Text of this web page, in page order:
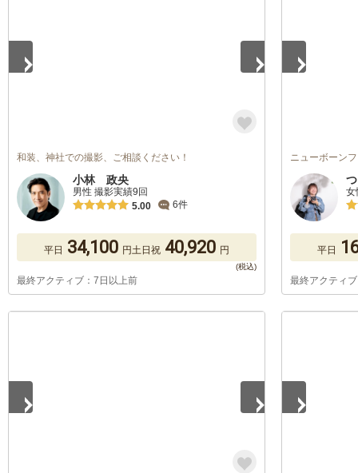
和装、神社での撮影、ご相談ください！
小林 政央
男性 撮影実績9回
5.00
6件
平日 34,100 円土日祝 40,920 円
最終アクティブ：7日以上前
ニューボーン
女
平日
最終アクティ